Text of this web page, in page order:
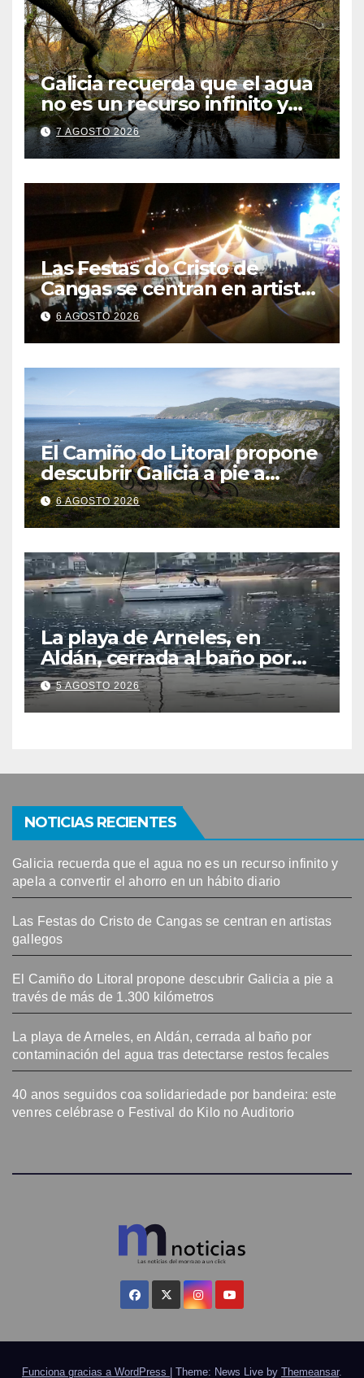
Galicia recuerda que el agua
no es un recurso infinito y
apela a convertir el ahorro en
un hábito diario
7 AGOSTO 2026
Las Festas do Cristo de
Cangas se centran en artistas
gallegos
6 AGOSTO 2026
El Camiño do Litoral propone
descubrir Galicia a pie a
través de más de 1.300
kilómetros
6 AGOSTO 2026
La playa de Arneles, en
Aldán, cerrada al baño por
contaminación del agua tras
detectarse restos fecales
5 AGOSTO 2026
NOTICIAS RECIENTES
Galicia recuerda que el agua no es un recurso infinito y
apela a convertir el ahorro en un hábito diario
Las Festas do Cristo de Cangas se centran en artistas
gallegos
El Camiño do Litoral propone descubrir Galicia a pie a
través de más de 1.300 kilómetros
La playa de Arneles, en Aldán, cerrada al baño por
contaminación del agua tras detectarse restos fecales
40 anos seguidos coa solidariedade por bandeira: este
venres celébrase o Festival do Kilo no Auditorio
Funciona gracias a WordPress Theme: News Live by Themeansar.